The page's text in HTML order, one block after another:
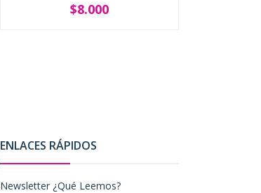
+
$8.000
ENLACES RÁPIDOS
Newsletter ¿Qué Leemos?